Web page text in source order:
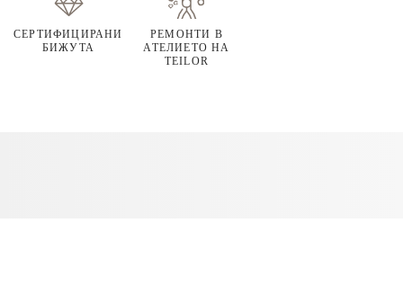
СЕРТИФИЦИРАНИ
БИЖУТА
РЕМОНТИ В
АТЕЛИЕТО НА
TEILOR